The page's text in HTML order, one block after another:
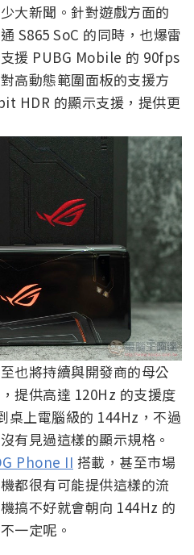
大新聞。針對遊戲方面的
S865 SoC 的同時，也爆雷
援 PUBG Mobile 的 90fps
高動態範圍面板的支援方
HDR 的顯示支援，提供更
也將持續與開發商的母公
提供高達 120Hz 的支援度
桌上電腦級的 144Hz，不過
有見過這樣的顯示規格。
Phone II 搭載，甚至市場
都很有可能提供這樣的流
搞不好就會朝向 144Hz 的
一定呢。